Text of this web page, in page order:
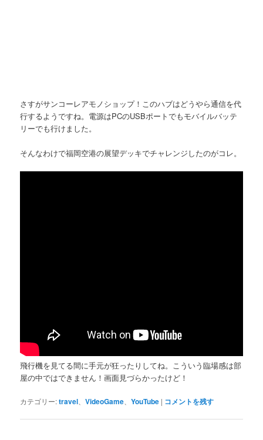
さすがサンコーレアモノショップ！このハブはどうやら通信を代
行するようですね。電源はPCのUSBポートでもモバイルバッテ
リーでも行けました。
そんなわけで福岡空港の展望デッキでチャレンジしたのがコレ。
飛行機を見てる間に手元が狂ったりしてね。こういう臨場感は部
屋の中ではできません！画面見づらかったけど！
カテゴリー:travel 、VideoGame 、YouTube | コメントを残す